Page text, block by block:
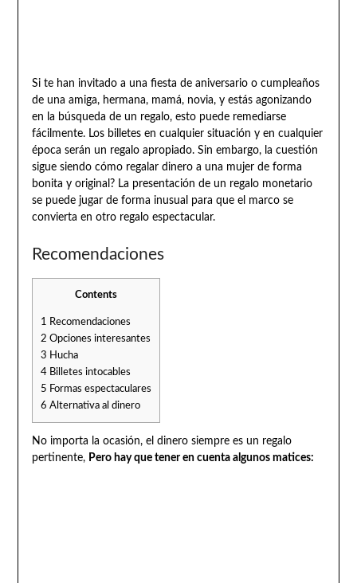
Si te han invitado a una fiesta de aniversario o cumpleaños
de una amiga, hermana, mamá, novia, y estás agonizando
en la búsqueda de un regalo, esto puede remediarse
fácilmente. Los billetes en cualquier situación y en cualquier
época serán un regalo apropiado. Sin embargo, la cuestión
sigue siendo cómo regalar dinero a una mujer de forma
bonita y original? La presentación de un regalo monetario
se puede jugar de forma inusual para que el marco se
convierta en otro regalo espectacular.
Recomendaciones
Contents
1 Recomendaciones
2 Opciones interesantes
3 Hucha
4Billetes intocables
5 Formas espectaculares
6 Alternativa al dinero
No importa la ocasión, el dinero siempre es un regalo
pertinente, Pero hay que tener en cuenta algunos matices: